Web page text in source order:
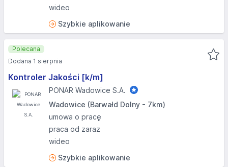
wideo
Szybkie aplikowanie
Kontroler Jakości [k/m]
PONAR Wadowice S.A.
Wadowice (Barwałd Dolny - 7km)
umowa o pracę
praca od zaraz
wideo
Szybkie aplikowanie
Polecana
Dodana 1 sierpnia